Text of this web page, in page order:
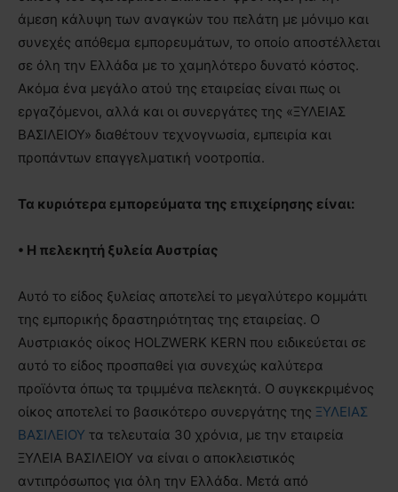
άμεση κάλυψη των αναγκών του πελάτη με μόνιμο και
συνεχές απόθεμα εμπορευμάτων, το οποίο αποστέλλεται
σε όλη την Ελλάδα με το χαμηλότερο δυνατό κόστος.
Ακόμα ένα μεγάλο ατού της εταιρείας είναι πως οι
εργαζόμενοι, αλλά και οι συνεργάτες της «ΞΥΛΕΙΑΣ
ΒΑΣΙΛΕΙΟΥ» διαθέτουν τεχνογνωσία, εμπειρία και
προπάντων επαγγελματική νοοτροπία.
Τα κυριότερα εμπορεύματα της επιχείρησης είναι:
• Η πελεκητή ξυλεία Αυστρίας
Αυτό το είδος ξυλείας αποτελεί το μεγαλύτερο κομμάτι
της εμπορικής δραστηριότητας της εταιρείας. Ο
Αυστριακός οίκος HOLZWERK KERN που ειδικεύεται σε
αυτό το είδος προσπαθεί για συνεχώς καλύτερα
προϊόντα όπως τα τριμμένα πελεκητά. Ο συγκεκριμένος
οίκος αποτελεί το βασικότερο συνεργάτης της ΞΥΛΕΙΑΣ
ΒΑΣΙΛΕΙΟΥ τα τελευταία 30 χρόνια, με την εταιρεία
ΞΥΛΕΙΑ ΒΑΣΙΛΕΙΟΥ να είναι ο αποκλειστικός
αντιπρόσωπος για όλη την Ελλάδα. Μετά από